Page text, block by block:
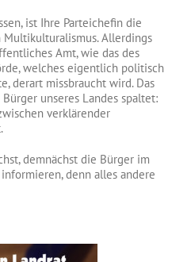
ist Ihre Parteichefin die
Multikulturalismus. Allerdings
Amt, wie das des
welches eigentlich politisch
derart missbraucht wird. Das
unseres Landes spaltet:
verklärender
demnächst die Bürger im
denn alles andere